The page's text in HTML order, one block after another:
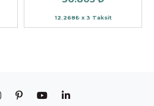
12.268₺ x 3 Taksit